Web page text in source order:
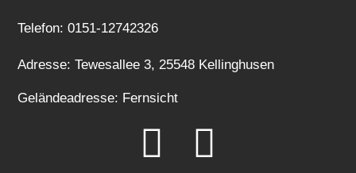
Telefon: 0151-12742326
Adresse: Tewesallee 3, 25548 Kellinghusen
Geländeadresse: Fernsicht